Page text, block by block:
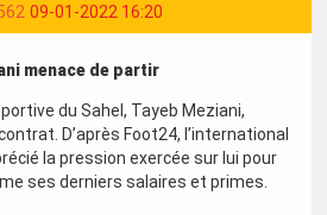
09-01-2022 16:20
menace de partir
du Sahel, Tayeb Meziani,
D’après Foot24, l’international
la pression exercée sur lui pour
ses derniers salaires et primes.